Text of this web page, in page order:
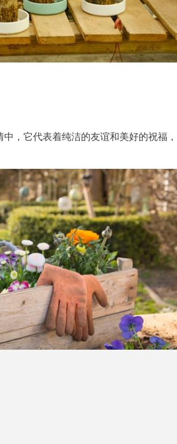
，它代表着纯洁的友谊和美好的祝福，